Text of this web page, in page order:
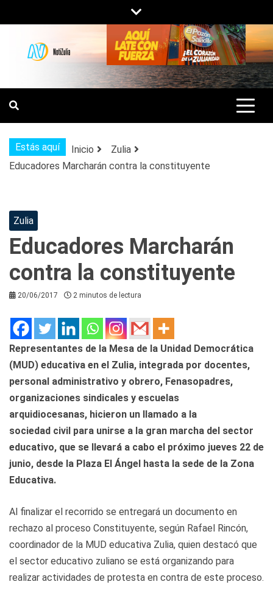
al
contenido
NOTIZULIA
NOTICIAS DEL ZULIA, VENEZUELA Y
DE INTERÉS GENERAL.
Estás aquí Inicio
Zulia
Educadores Marcharán contra la constituyente
Zulia
Educadores Marcharán
contra la constituyente
20/06/2017 2 minutos de lectura
Representantes de la Mesa de la Unidad Democrática
(MUD) educativa en el Zulia, integrada por docentes,
personal administrativo y obrero, Fenasopadres,
organizaciones sindicales y escuelas
arquidiocesanas, hicieron un llamado a la
sociedad civil para unirse a la gran marcha del sector
educativo, que se llevará a cabo el próximo jueves 22 de
junio, desde la Plaza El Ángel hasta la sede de la Zona
Educativa.
Al finalizar el recorrido se entregará un documento en
rechazo al proceso Constituyente, según Rafael Rincón,
coordinador de la MUD educativa Zulia, quien destacó que
el sector educativo zuliano se está organizando para
realizar actividades de protesta en contra de este proceso.